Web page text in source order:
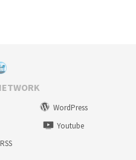
WordPress
Youtube
RSS